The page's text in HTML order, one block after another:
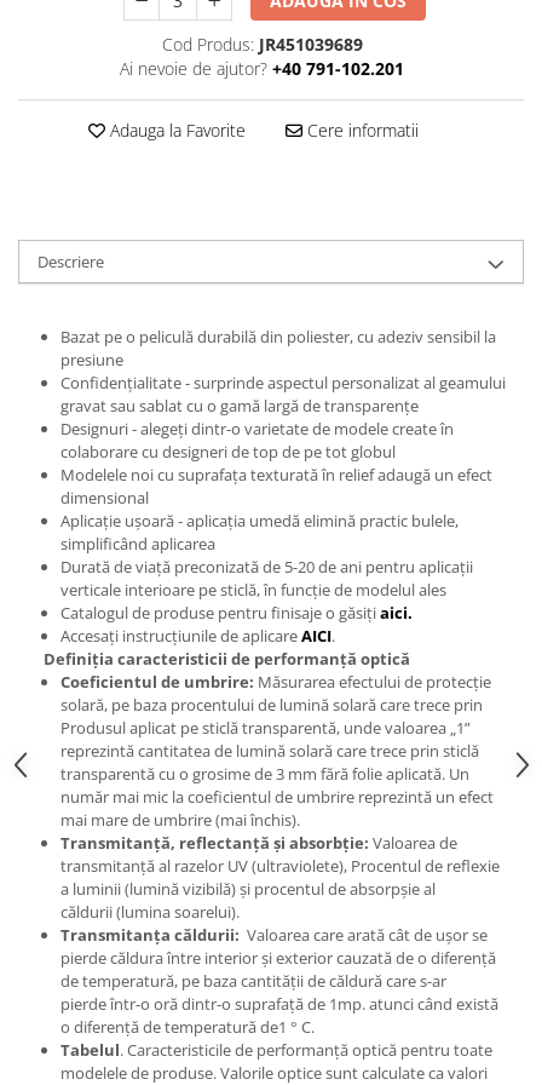
Supralaminare
Monomeric
Folie transfer
Benzi antiderapante
Folie termo transfer
Benzi și covoare anti-alunecare
Cod Produs: JR451039689
Ai nevoie de ajutor? +40 791-102.201
Adauga la Favorite Cere informatii
Descriere
Bazat pe o peliculă durabilă din poliester, cu adeziv sensibil la
presiune
Confidențialitate - surprinde aspectul personalizat al geamului
gravat sau sablat cu o gamă largă de transparențe
Designuri - alegeți dintr-o varietate de modele create în
colaborare cu designeri de top de pe tot globul
Modelele noi cu suprafața texturată în relief adaugă un efect
dimensional
Aplicație ușoară - aplicația umedă elimină practic bulele,
simplificând aplicarea
Durată de viață preconizată de 5-20 de ani pentru aplicații
verticale interioare pe sticlă, în funcție de modelul ales
Catalogul de produse pentru finisaje o găsițiaici.
Accesați instrucțiunile de aplicareAICI.
Definiția caracteristicii de performanță optică
Coeficientul de umbrire: Măsurarea efectului de protecție
solară, pe baza procentului de lumină solară care trece prin
Produsul aplicat pe sticlă transparentă, unde valoarea „1”
reprezintă cantitatea de lumină solară care trece prin sticlă
transparentă cu o grosime de 3 mm fără folie aplicată. Un
număr mai mic la coeficientul de umbrire reprezintă un efect
mai mare de umbrire (mai închis).
Transmitanță, reflectanță și absorbție: Valoarea de
transmitanță al razelor UV (ultraviolete), Procentul de reflexie
a luminii (lumină vizibilă) și procentul de absorpșie al
căldurii (lumina soarelui).
Transmitanța căldurii: Valoarea care arată cât de ușor se
pierde căldura între interior și exterior cauzată de o diferență
de temperatură, pe baza cantității de căldură care s-ar
pierde într-o oră dintr-o suprafață de 1mp. atunci când există
o diferență de temperatură de1 ° C.
Tabelul. Caracteristicile de performanță optică pentru toate
modelele de produse. Valorile optice sunt calculate ca valori